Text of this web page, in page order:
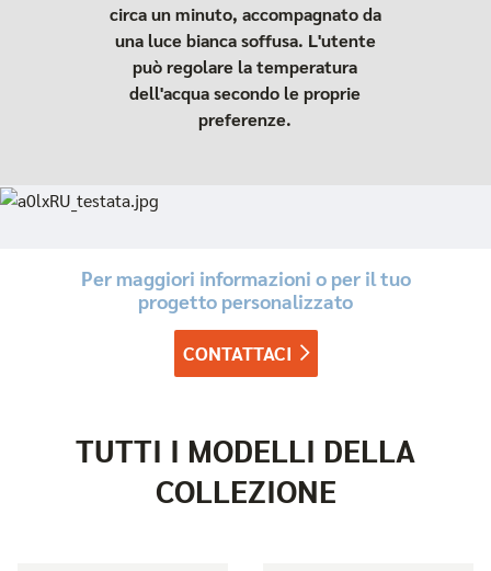
circa un minuto, accompagnato da
una luce bianca soffusa. L'utente
può regolare la temperatura
dell'acqua secondo le proprie
preferenze.
Per maggiori informazioni o per il tuo
progetto personalizzato
CONTATTACI
TUTTI I MODELLI DELLA
COLLEZIONE